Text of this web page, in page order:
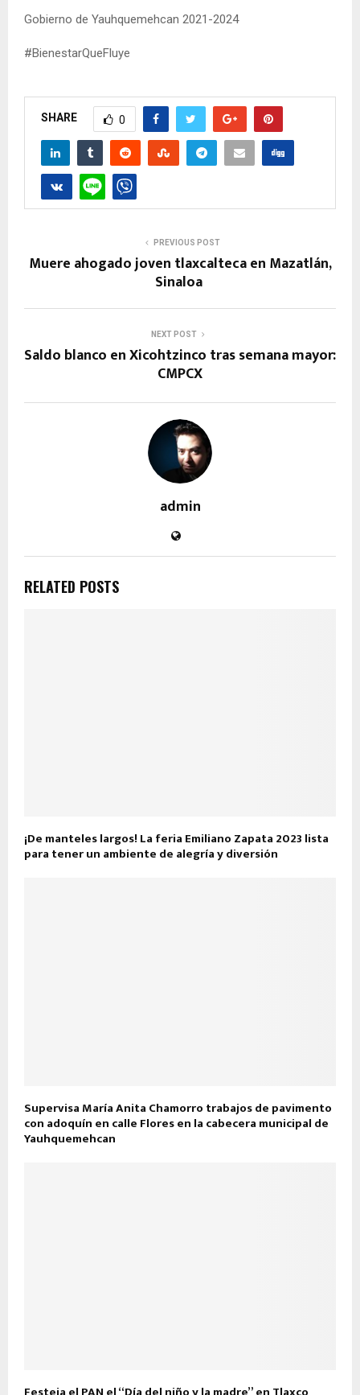
Gobierno de Yauhquemehcan 2021-2024
#BienestarQueFluye
SHARE 0
PREVIOUS POST
Muere ahogado joven tlaxcalteca en Mazatlán,
Sinaloa
NEXT POST
Saldo blanco en Xicohtzinco tras semana mayor:
CMPCX
admin
RELATED POSTS
¡De manteles largos! La feria Emiliano Zapata 2023 lista
para tener un ambiente de alegría y diversión
Supervisa María Anita Chamorro trabajos de pavimento
con adoquín en calle Flores en la cabecera municipal de
Yauhquemehcan